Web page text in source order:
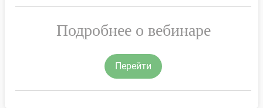
Подробнее о вебинаре
Перейти